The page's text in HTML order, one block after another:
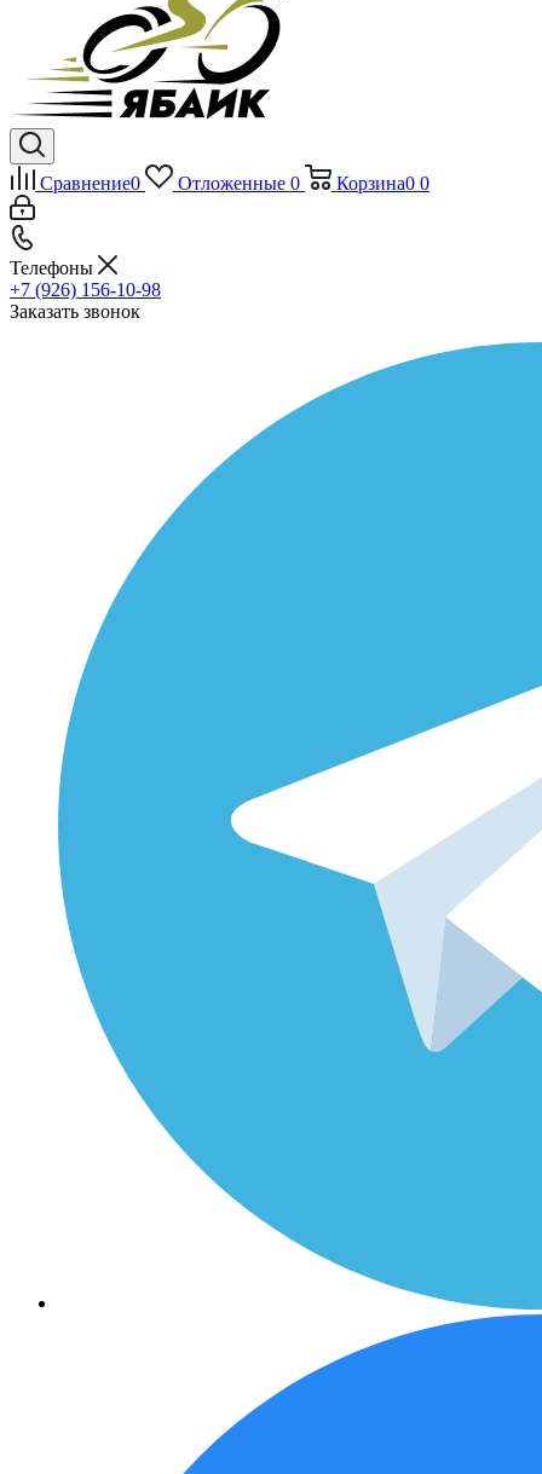
Сравнение0 Отложенные 0 Корзина0 0
Телефоны
+7 (926) 156-10-98
Заказать звонок